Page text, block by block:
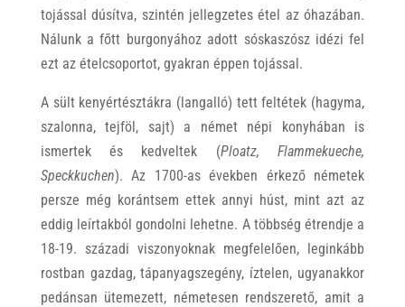
tojással dúsítva, szintén jellegzetes étel az óhazában.
Nálunk a főtt burgonyához adott sóskaszósz idézi fel
ezt az ételcsoportot, gyakran éppen tojással.
A sült kenyértésztákra (langalló) tett feltétek (hagyma,
szalonna, tejföl, sajt) a német népi konyhában is
ismertek és kedveltek (Ploatz, Flammekueche,
Speckkuchen). Az 1700-as években érkező németek
persze még korántsem ettek annyi húst, mint azt az
eddig leírtakból gondolni lehetne. A többség étrendje a
18-19. századi viszonyoknak megfelelően, leginkább
rostban gazdag, tápanyagszegény, íztelen, ugyanakkor
pedánsan ütemezett, németesen rendszerető, amit a